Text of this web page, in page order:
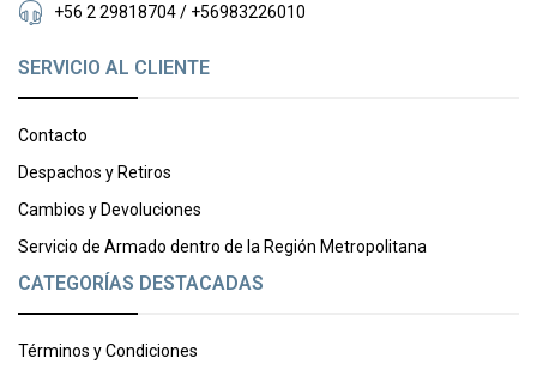
+56 2 29818704 / +56983226010
SERVICIO AL CLIENTE
Contacto
Despachos y Retiros
Cambios y Devoluciones
Servicio de Armado dentro de la Región Metropolitana
CATEGORÍAS DESTACADAS
Términos y Condiciones